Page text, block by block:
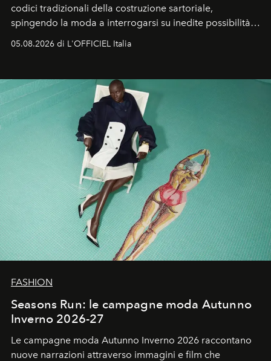
codici tradizionali della costruzione sartoriale,
spingendo la moda a interrogarsi su inedite possibilità
formali e a ridefinire il concetto stesso di silhouette.
un’impronta indelebile nella storia della moda.
05.08.2026 di L'OFFICIEL Italia
FASHION
Seasons Run: le campagne moda Autunno
Inverno 2026-27
Le campagne moda Autunno Inverno 2026 raccontano
nuove narrazioni attraverso immagini e film che